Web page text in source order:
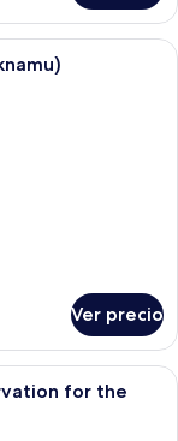
techo de madera,
Ver precio
de edificios con techo
for the